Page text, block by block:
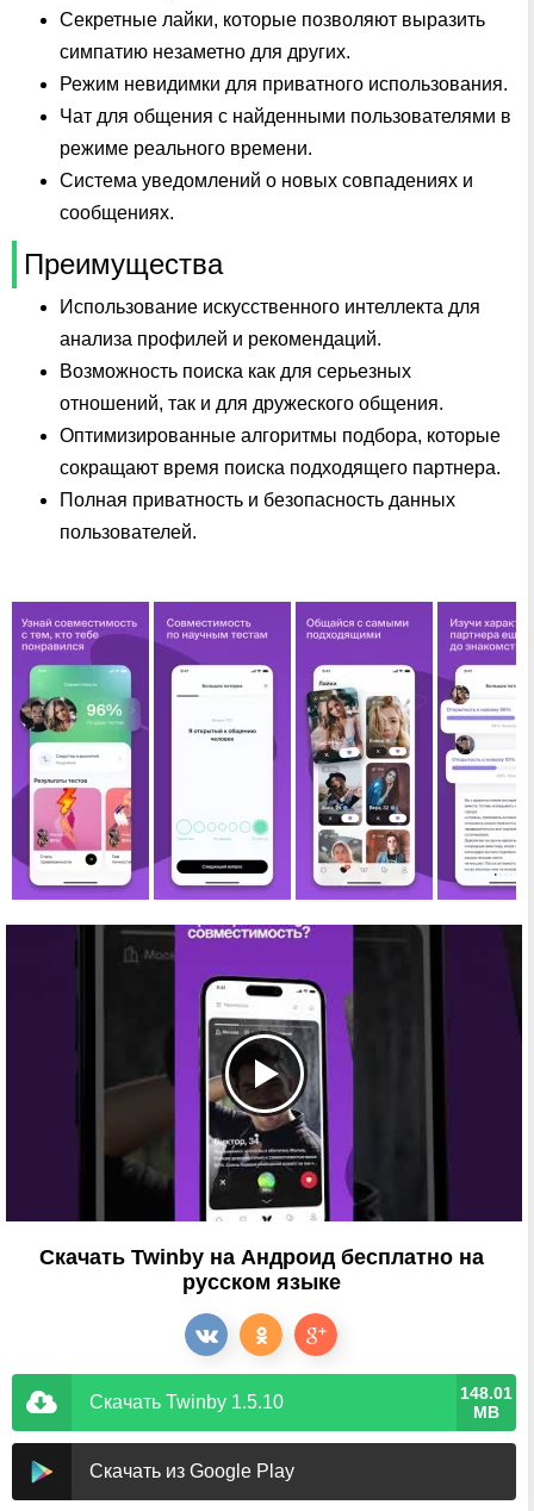
Секретные лайки, которые позволяют выразить
симпатию незаметно для других.
Режим невидимки для приватного использования.
Чат для общения с найденными пользователями в
режиме реального времени.
Система уведомлений о новых совпадениях и
сообщениях.
Преимущества
Использование искусственного интеллекта для
анализа профилей и рекомендаций.
Возможность поиска как для серьезных
отношений, так и для дружеского общения.
Оптимизированные алгоритмы подбора, которые
сокращают время поиска подходящего партнера.
Полная приватность и безопасность данных
пользователей.
Скачать Twinby на Андроид бесплатно на
русском языке
Скачать Twinby 1.5.10
148.01
MB
Скачать из Google Play